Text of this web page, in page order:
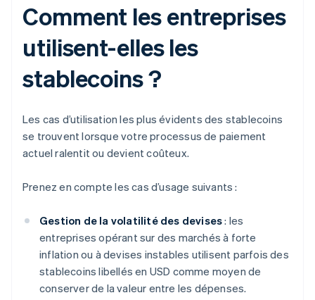
Comment les entreprises
utilisent-elles les
stablecoins ?
Les cas d’utilisation les plus évidents des stablecoins
se trouvent lorsque votre processus de paiement
actuel ralentit ou devient coûteux.
Prenez en compte les cas d’usage suivants :
Gestion de la volatilité des devises: les
entreprises opérant sur des marchés à forte
inflation ou à devises instables utilisent parfois des
stablecoins libellés en USD comme moyen de
conserver de la valeur entre les dépenses.